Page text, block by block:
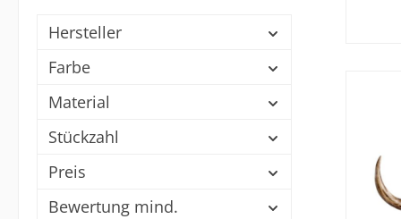
Hersteller
Farbe
Material
Stückzahl
Preis
Bewertung mind.